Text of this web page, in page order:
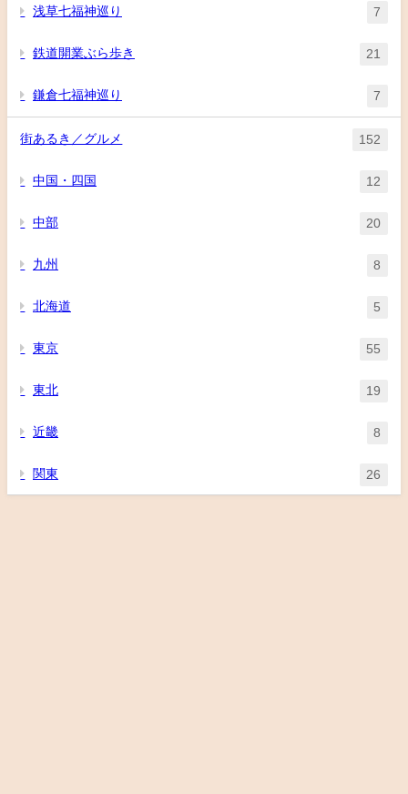
浅草七福神巡り 7
鉄道開業ぶら歩き 21
鎌倉七福神巡り 7
街あるき／グルメ 152
中国・四国 12
中部 20
九州 8
北海道 5
東京 55
東北 19
近畿 8
関東 26